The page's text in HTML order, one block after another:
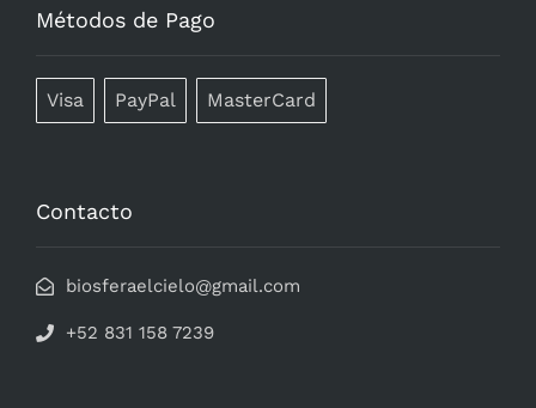
Métodos de Pago
Visa PayPal MasterCard
Contacto
biosferaelcielo@gmail.com
+52 831 158 7239